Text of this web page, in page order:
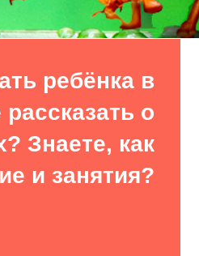
ребёнка в
о
Знаете, как
и занятия?